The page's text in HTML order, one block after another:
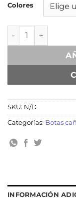
Colores
Chloe Latte
SKU: N/D
Categorías: Botas
INFORMACIÓN